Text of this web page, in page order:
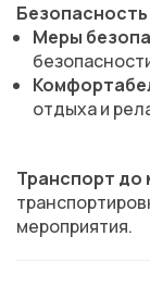
Меры
отдыха и
Транспорт до
мероприятия.